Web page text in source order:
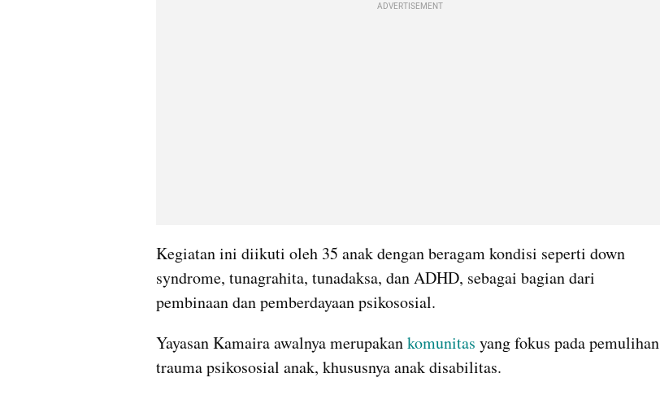
ADVERTISEMENT
Kegiatan ini diikuti oleh 35 anak dengan beragam kondisi seperti down
syndrome, tunagrahita, tunadaksa, dan ADHD, sebagai bagian dari
pembinaan dan pemberdayaan psikososial.
Yayasan Kamaira awalnya merupakan komunitas yang fokus pada pemulihan
trauma psikososial anak, khususnya anak disabilitas.